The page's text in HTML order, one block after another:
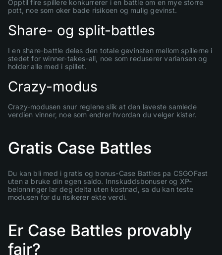
Opptil fire spillere konkurrerer i en battle om en mye storre
pott, noe som oker bade risikoen og mulig gevinst.
Share- og split-battles
I en share-battle deles den totale gevinsten mellom spillerne i
stedet for winner-takes-all, noe som reduserer variansen og
holder alle med i spillet.
Crazy-modus
Crazy-modusen snur reglene slik at den laveste samlede
verdien vinner, noe som endrer hvordan du velger kister.
Gratis Case Battles
Du kan bli med i gratis og bonus-Case Battles pa CSGOFast
uten a bruke din egen saldo. Innskuddsbonuser og XP-
belonninger lar deg delta uten kostnad, sa du kan teste
modusen for du risikerer ekte verdi.
Er Case Battles provably
fair?